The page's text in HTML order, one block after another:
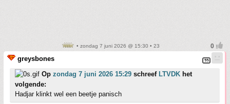
• zondag 7 juni 2026 @ 15:30 • 23
greysbones
Op zondag 7 juni 2026 15:29 schreef LTVDK het
volgende:
Hadjar klinkt wel een beetje panisch